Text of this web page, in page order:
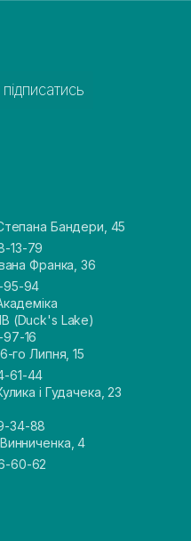
підписатись
Бандери, 45
13-79
Франка, 36
95-94
(Duck's Lake)
97-16
го Липня, 15
61-44
і Гудачека, 23
34-88
4
60-62